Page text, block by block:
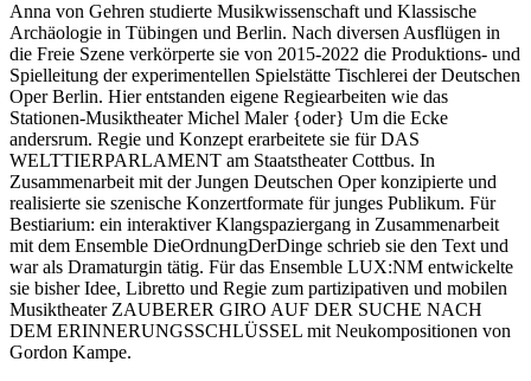
Anna von Gehren studierte Musikwissenschaft und Klassische
Archäologie in Tübingen und Berlin. Nach diversen Ausflügen in
die Freie Szene verkörperte sie von 2015-2022 die Produktions- und
Spielleitung der experimentellen Spielstätte Tischlerei der Deutschen
Oper Berlin. Hier entstanden eigene Regiearbeiten wie das
Stationen-Musiktheater Michel Maler {oder} Um die Ecke
andersrum. Regie und Konzept erarbeitete sie für DAS
WELTTIERPARLAMENT am Staatstheater Cottbus. In
Zusammenarbeit mit der Jungen Deutschen Oper konzipierte und
realisierte sie szenische Konzertformate für junges Publikum. Für
Bestiarium: ein interaktiver Klangspaziergang in Zusammenarbeit
mit dem Ensemble DieOrdnungDerDinge schrieb sie den Text und
war als Dramaturgin tätig. Für das Ensemble LUX:NM entwickelte
sie bisher Idee, Libretto und Regie zum partizipativen und mobilen
Musiktheater ZAUBERER GIRO AUF DER SUCHE NACH
DEM ERINNERUNGSSCHLÜSSEL mit Neukompositionen von
Gordon Kampe.